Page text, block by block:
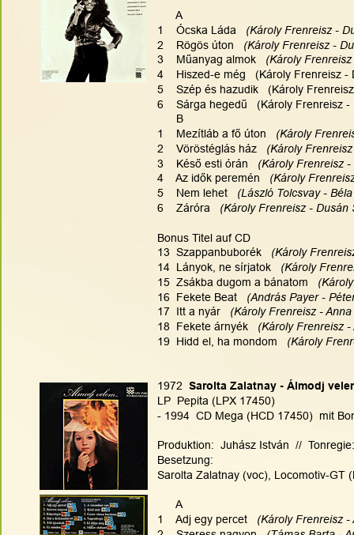
      A
1    Ócska Láda
(Károly Frenreisz -
2    Rögös úton
(Károly Frenreisz -
3    Műanyag almok (Károly
4    Hiszed-e még   (Károly Frenreisz -
5    Szép és hazudik   (Károly
6    Sárga hegedű   (Károly Frenreisz
      B
1    Mezítláb a fő úton
(Károly
2    Vöröstéglás ház
(Károly
3    Késő esti órán (Károly Frenreisz
4    Az idők peremén (Károly
5    Nem lehet (László Tolcsvay -
6    Záróra
(Károly Frenreisz - Dusán
Bonus Titel auf CD
13  Szappanbuborék (Károly
14  Lányok, ne sírjatok
(Károly
15  Zsákba dugom a bánatom
16  Fekete Beat
(András Payer -
17  Itt a nyár (Károly Frenreisz -
18  Fekete árnyék
(Károly Frenreisz
19  Hidd el, ha mondom
(Károly
1972
Sarolta Zalatnay - Álmodj velem
LP  Pepita (LPX 17450)
- 1994  CD Mega (HCD 17450)  mit
Produktion:  Juhász István  //
Besetzung:
Sarolta Zalatnay (voc), Locomotiv-GT
      A
1    Adj egy percet (Károly Frenreisz -